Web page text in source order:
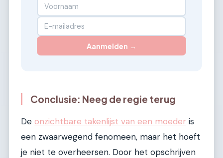
Aanmelden →
Conclusie: Neeg de regie terug
De onzichtbare takenlijst van een moeder is
een zwaarwegend fenomeen, maar het hoeft
je niet te overheersen. Door het opschrijven